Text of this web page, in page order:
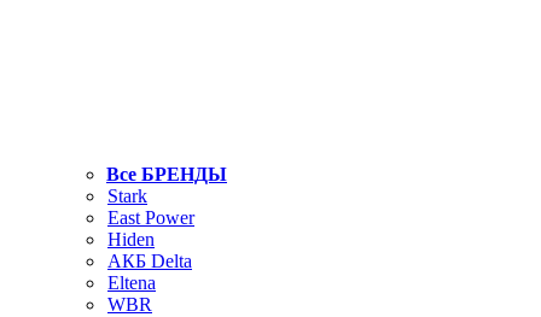
Все БРЕНДЫ
Stark
East Power
Hiden
АКБ Delta
Eltena
WBR